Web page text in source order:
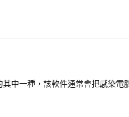
中一種，該軟件通常會把感染電